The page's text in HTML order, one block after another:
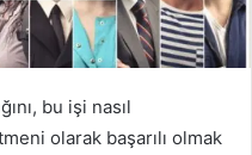
bu işi nasıl
olarak başarılı olmak